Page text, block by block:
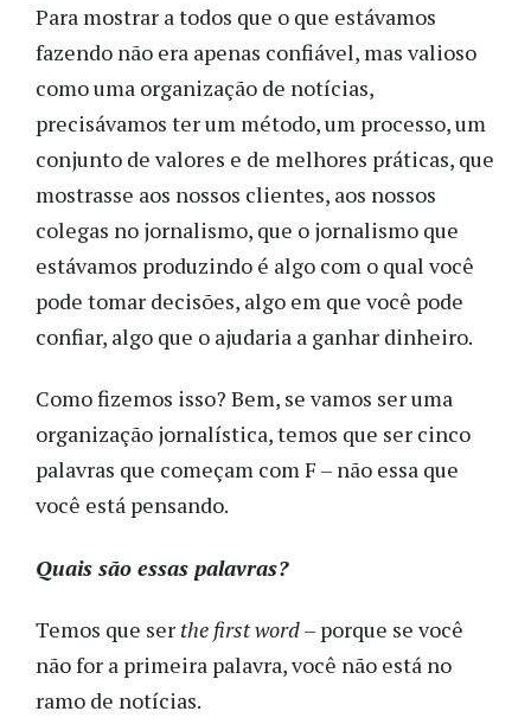
Para mostrar a todos que o que estávamos
fazendo não era apenas confiável, mas valioso
como uma organização de notícias,
precisávamos ter um método, um processo, um
conjunto de valores e de melhores práticas, que
mostrasse aos nossos clientes, aos nossos
colegas no jornalismo, que o jornalismo que
estávamos produzindo é algo com o qual você
pode tomar decisões, algo em que você pode
confiar, algo que o ajudaria a ganhar dinheiro.
Como fizemos isso? Bem, se vamos ser uma
organização jornalística, temos que ser cinco
palavras que começam com F – não essa que
você está pensando.
Quais são essas palavras?
Temos que ser the first word– porque se você
não for a primeira palavra, você não está no
ramo de notícias.